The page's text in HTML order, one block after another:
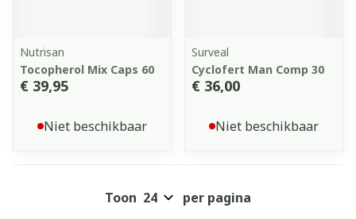
Nutrisan
Tocopherol Mix Caps 60
€ 39,95
Niet beschikbaar
Surveal
Cyclofert Man Comp 30
€ 36,00
Niet beschikbaar
Toon per pagina